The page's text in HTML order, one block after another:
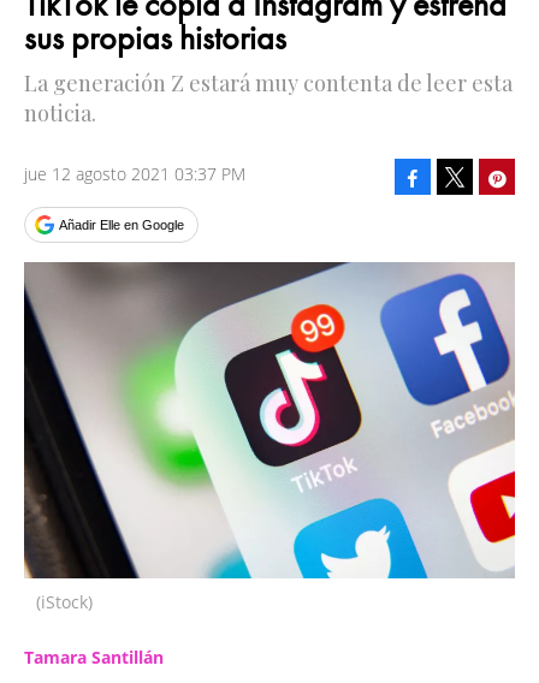
sus propias historias
La generación Z estará muy contenta de leer esta
noticia.
jue 12 agosto 2021 03:37 PM
Añadir Elle en Google
Facebook
(iStock)
Tamara Santillán